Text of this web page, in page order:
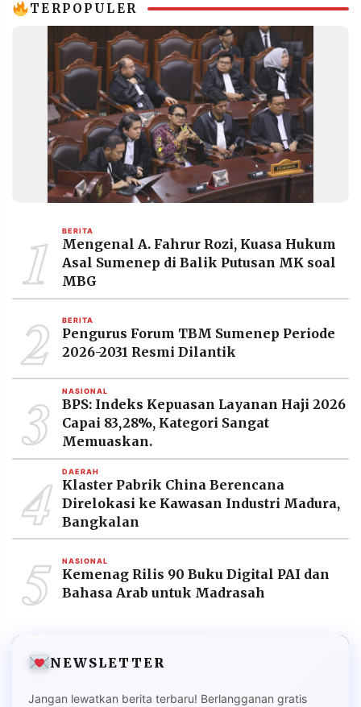
KAMI
RESOLUSI
MEDIA
PRAMUDITA
©
Resolusi.co
2026
RESOLUSI
MEDIA
PRAMUDITA
TERPOPULER
1 BERITA
Mengenal A. Fahrur Rozi, Kuasa Hukum
Asal Sumenep di Balik Putusan MK soal
MBG
2 BERITA
Pengurus Forum TBM Sumenep Periode
2026-2031 Resmi Dilantik
3 NASIONAL
BPS: Indeks Kepuasan Layanan Haji 2026
Capai 83,28%, Kategori Sangat
Memuaskan.
4 DAERAH
Klaster Pabrik China Berencana
Direlokasi ke Kawasan Industri Madura,
Bangkalan
5 NASIONAL
Kemenag Rilis 90 Buku Digital PAI dan
Bahasa Arab untuk Madrasah
NEWSLETTER
Jangan lewatkan berita terbaru! Berlangganan gratis